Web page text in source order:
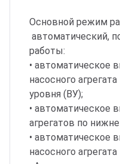
Основной режим
автоматический,
работы:
• автоматическое
насосного
уровня (ВУ);
• автоматическое
агрегатов по
• автоматическое
насосного